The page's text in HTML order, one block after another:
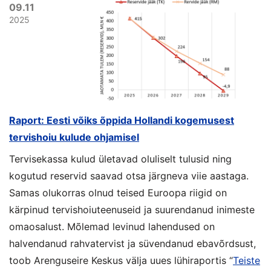
09.11
2025
Raport: Eesti võiks õppida Hollandi kogemusest
tervishoiu kulude ohjamisel
Tervisekassa kulud ületavad oluliselt tulusid ning
kogutud reservid saavad otsa järgneva viie aastaga.
Samas olukorras olnud teised Euroopa riigid on
kärpinud tervishoiuteenuseid ja suurendanud inimeste
omaosalust. Mõlemad levinud lahendused on
halvendanud rahvatervist ja süvendanud ebavõrdsust,
toob Arenguseire Keskus välja uues lühiraportis “Teiste